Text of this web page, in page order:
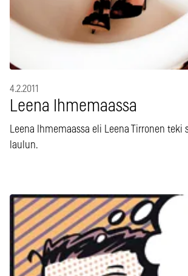
4.2.2011
Leena Ihmemaassa
Leena Ihmemaassa eli Leena Tirronen teki
laulun.